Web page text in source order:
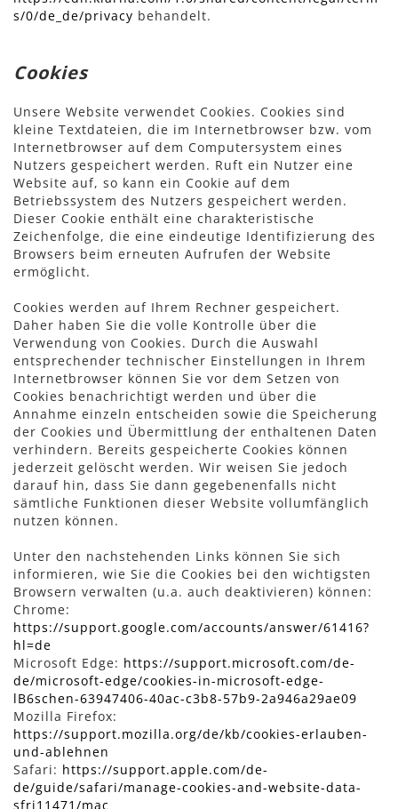
s/0/de_de/privacy behandelt.
Cookies
Unsere Website verwendet Cookies. Cookies sind
kleine Textdateien, die im Internetbrowser bzw. vom
Internetbrowser auf dem Computersystem eines
Nutzers gespeichert werden. Ruft ein Nutzer eine
Website auf, so kann ein Cookie auf dem
Betriebssystem des Nutzers gespeichert werden.
Dieser Cookie enthält eine charakteristische
Zeichenfolge, die eine eindeutige Identifizierung des
Browsers beim erneuten Aufrufen der Website
ermöglicht.
Cookies werden auf Ihrem Rechner gespeichert.
Daher haben Sie die volle Kontrolle über die
Verwendung von Cookies. Durch die Auswahl
entsprechender technischer Einstellungen in Ihrem
Internetbrowser können Sie vor dem Setzen von
Cookies benachrichtigt werden und über die
Annahme einzeln entscheiden sowie die Speicherung
der Cookies und Übermittlung der enthaltenen Daten
verhindern. Bereits gespeicherte Cookies können
jederzeit gelöscht werden. Wir weisen Sie jedoch
darauf hin, dass Sie dann gegebenenfalls nicht
sämtliche Funktionen dieser Website vollumfänglich
nutzen können.
Unter den nachstehenden Links können Sie sich
informieren, wie Sie die Cookies bei den wichtigsten
Browsern verwalten (u.a. auch deaktivieren) können:
Chrome:
https://support.google.com/accounts/answer/61416?
hl=de
Microsoft Edge: https://support.microsoft.com/de-
de/microsoft-edge/cookies-in-microsoft-edge-
lB6schen-63947406-40ac-c3b8-57b9-2a946a29ae09
Mozilla Firefox:
https://support.mozilla.org/de/kb/cookies-erlauben-
und-ablehnen
Safari: https://support.apple.com/de-
de/guide/safari/manage-cookies-and-website-data-
sfri11471/mac